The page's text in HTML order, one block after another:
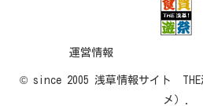
運営情報
© since 2005 浅草情報サイト THE
メ）.